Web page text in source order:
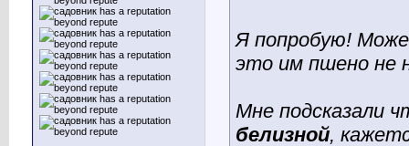
Я попробую!
это им пшено не
Мне подсказали
белизной,